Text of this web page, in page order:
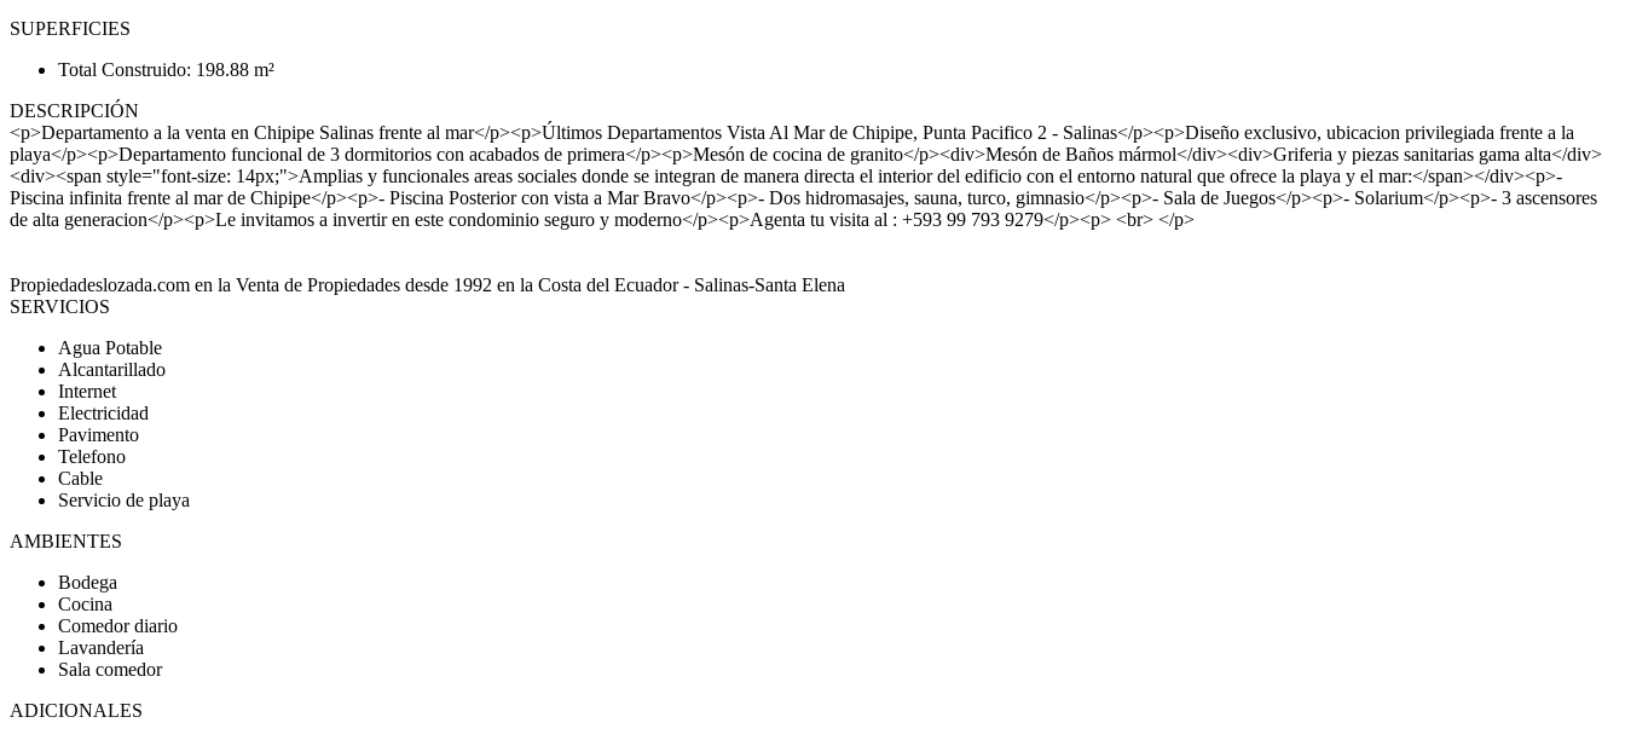
SUPERFICIES
Total Construido: 198.88 m²
DESCRIPCIÓN
<p>Departamento a la venta en Chipipe Salinas frente al mar</p><p>Últimos Departamentos Vista Al Mar de Chipipe, Punta Pacifico 2 - Salinas</p><p>Diseño exclusivo, ubicacion privilegiada frente a la
playa</p><p>Departamento funcional de 3 dormitorios con acabados de primera</p><p>Mesón de cocina de granito</p><div>Mesón de Baños mármol</div><div>Griferia y piezas sanitarias gama alta</div>
<div><span style="font-size: 14px;">Amplias y funcionales areas sociales donde se integran de manera directa el interior del edificio con el entorno natural que ofrece la playa y el mar:</span></div><p>-
Piscina infinita frente al mar de Chipipe</p><p>- Piscina Posterior con vista a Mar Bravo</p><p>- Dos hidromasajes, sauna, turco, gimnasio</p><p>- Sala de Juegos</p><p>- Solarium</p><p>- 3 ascensores
de alta generacion</p><p>Le invitamos a invertir en este condominio seguro y moderno</p><p>Agenta tu visita al : +593 99 793 9279</p><p> <br> </p>
Propiedadeslozada.com en la Venta de Propiedades desde 1992 en la Costa del Ecuador - Salinas-Santa Elena
SERVICIOS
Agua Potable
Alcantarillado
Internet
Electricidad
Pavimento
Telefono
Cable
Servicio de playa
AMBIENTES
Bodega
Cocina
Comedor diario
Lavandería
Sala comedor
ADICIONALES